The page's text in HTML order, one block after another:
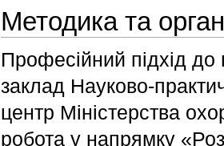
Методика та
Професійний підхід
заклад Науково-
центр Міністерства
робота у напрямку